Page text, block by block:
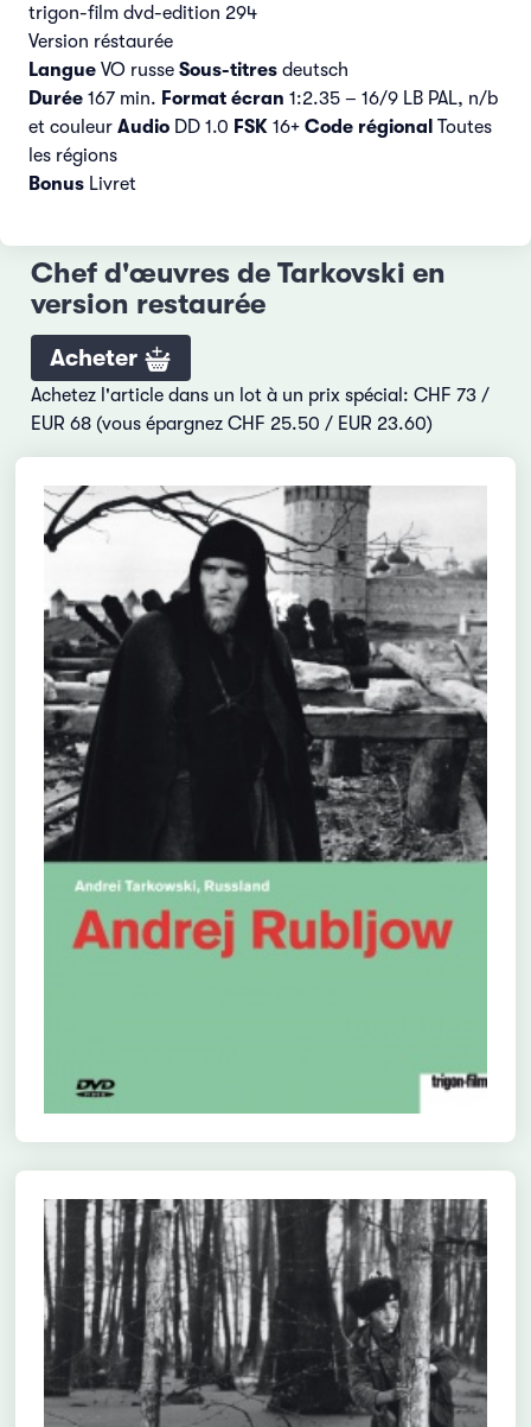
trigon-film dvd-edition 294
Version réstaurée
Langue VO russe Sous-titres deutsch
Durée 167 min. Format écran 1:2.35 – 16/9 LB PAL, n/b
et couleur Audio DD 1.0 FSK 16+ Code régional Toutes
les régions
Bonus Livret
Chef d'œuvres de Tarkovski en
version restaurée
Acheter
Achetez l'article dans un lot à un prix spécial: CHF 73 /
EUR 68 (vous épargnez CHF 25.50 / EUR 23.60)